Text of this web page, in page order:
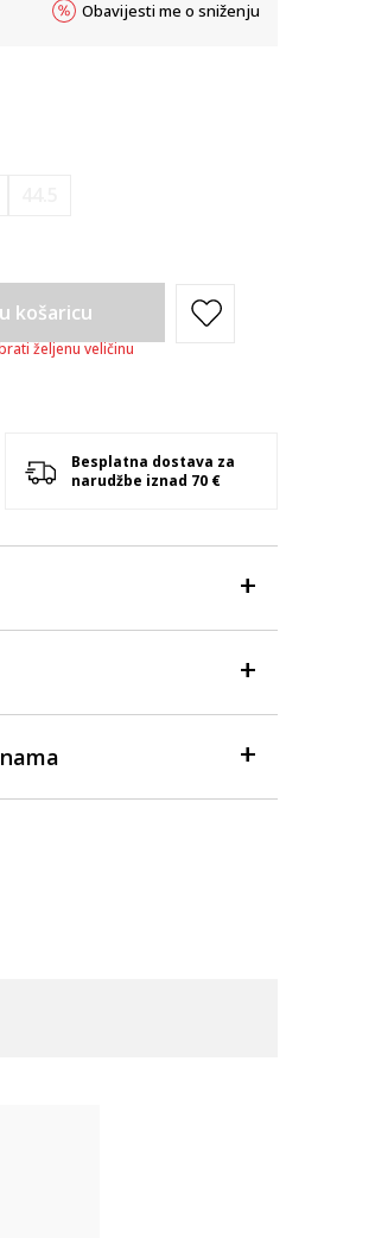
Obavijesti me o sniženju
košaricu
željenu veličinu
Besplatna dostava za
narudžbe iznad 70 €